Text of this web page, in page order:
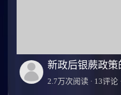
新政后银蕨政
2.7万次阅读 · 13评论